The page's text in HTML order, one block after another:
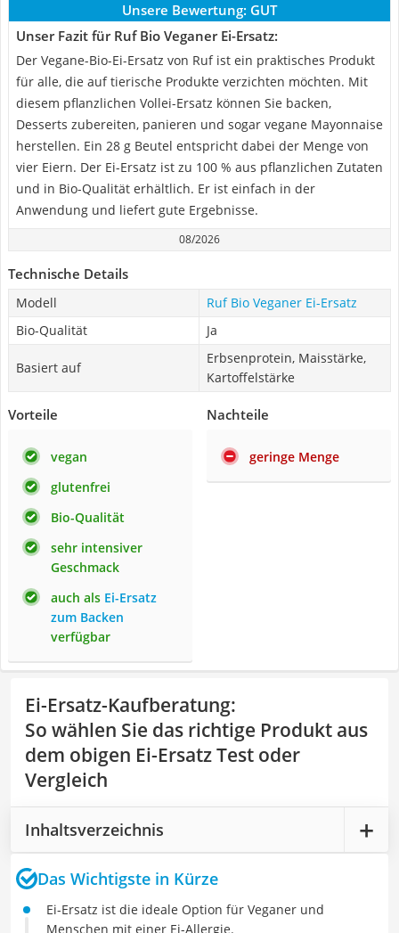
Unsere Bewertung: GUT
Unser Fazit für Ruf Bio Veganer Ei-Ersatz:
Der Vegane-Bio-Ei-Ersatz von Ruf ist ein praktisches Produkt
für alle, die auf tierische Produkte verzichten möchten. Mit
diesem pflanzlichen Vollei-Ersatz können Sie backen,
Desserts zubereiten, panieren und sogar vegane Mayonnaise
herstellen. Ein 28 g Beutel entspricht dabei der Menge von
vier Eiern. Der Ei-Ersatz ist zu 100 % aus pflanzlichen Zutaten
und in Bio-Qualität erhältlich. Er ist einfach in der
Anwendung und liefert gute Ergebnisse.
08/2026
Technische Details
Modell
Ruf Bio Veganer Ei-Ersatz
Bio-Qualität
Ja
Basiert auf
Erbsenprotein, Maisstärke,
Kartoffelstärke
Vorteile
vegan
glutenfrei
Bio-Qualität
sehr intensiver
Geschmack
auch als Ei-Ersatz
zum Backen
verfügbar
Nachteile
geringe Menge
Ei-Ersatz-Kaufberatung:
So wählen Sie das richtige Produkt aus
dem obigen Ei-Ersatz Test oder
Vergleich
Inhaltsverzeichnis
Das Wichtigste in Kürze
Ei-Ersatz ist die ideale Option für Veganer und
Menschen mit einer Ei-Allergie.